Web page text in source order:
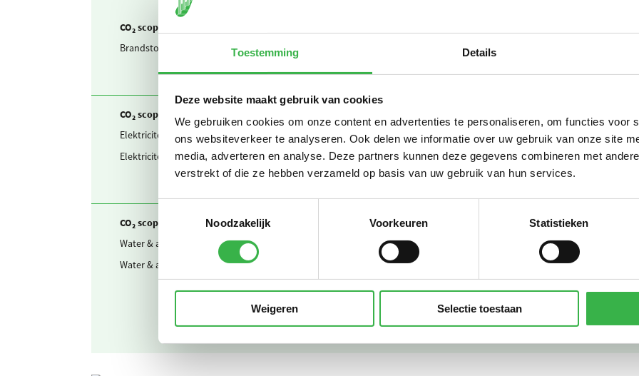
Toestemming Details
Deze website maakt gebruik van cookies
We gebruiken cookies om onze content en advertenties te personaliseren, om functies voor
ons websiteverkeer te analyseren. Ook delen we informatie over uw gebruik van onze site
media, adverteren en analyse. Deze partners kunnen deze gegevens combineren met
verstrekt of die ze hebben verzameld op basis van uw gebruik van hun services.
Toestemmingsselectie
Noodzakelijk
Voorkeuren Statistieken
Weigeren Selectie toestaan
CO₂ scope 1
Brandstof & warmte
Aardgas voor verwarming
CO₂ scope 2
Elektriciteit
Ingekochte elektriciteit 125 kWh / m2
Elektriciteit Waarvan groene stroom uit windkracht 12,5 kWh / m2 -
CO₂ scope 3
Water & afvalwater
m3 / m2
Water & afvalwater m3 huishoudelijk / m2